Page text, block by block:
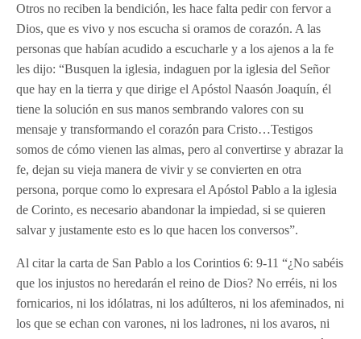
Otros no reciben la bendición, les hace falta pedir con fervor a
Dios, que es vivo y nos escucha si oramos de corazón. A las
personas que habían acudido a escucharle y a los ajenos a la fe
les dijo: “Busquen la iglesia, indaguen por la iglesia del Señor
que hay en la tierra y que dirige el Apóstol Naasón Joaquín, él
tiene la solución en sus manos sembrando valores con su
mensaje y transformando el corazón para Cristo…Testigos
somos de cómo vienen las almas, pero al convertirse y abrazar la
fe, dejan su vieja manera de vivir y se convierten en otra
persona, porque como lo expresara el Apóstol Pablo a la iglesia
de Corinto, es necesario abandonar la impiedad, si se quieren
salvar y justamente esto es lo que hacen los conversos”.
Al citar la carta de San Pablo a los Corintios 6: 9-11 “¿No sabéis
que los injustos no heredarán el reino de Dios? No erréis, ni los
fornicarios, ni los idólatras, ni los adúlteros, ni los afeminados, ni
los que se echan con varones, ni los ladrones, ni los avaros, ni